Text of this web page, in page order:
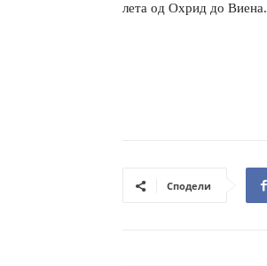
лета од Охрид до Виена.
Сподели